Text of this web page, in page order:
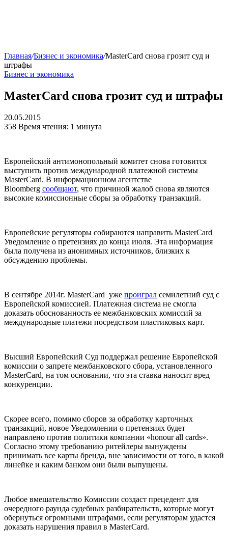
Главная/Бизнес и экономика/MasterCard снова грозит суд и
штрафы
Бизнес и экономика
MasterCard снова грозит суд и штрафы
20.05.2015
358 Время чтения: 1 минута
Европейский антимонопольный комитет снова готовится
выступить против международной платежной системы
MasterCard. В информационном агентстве
Bloomberg сообщают, что причиной жалоб снова являются
высокие комиссионные сборы за обработку транзакций.
Европейские регуляторы собираются направить MasterCard
Уведомление о претензиях до конца июля. Эта информация
была получена из анонимных источников, близких к
обсуждению проблемы.
В сентябре 2014г. MasterCard уже проиграл семилетний суд с
Европейской комиссией. Платежная система не смогла
доказать обоснованность ее межбанковских комиссий за
международные платежи посредством пластиковых карт.
Высший Европейский Суд поддержал решение Европейской
комиссии о запрете межбанковского сбора, установленного
MasterCard, на том основании, что эта ставка наносит вред
конкуренции.
Скорее всего, помимо сборов за обработку карточных
транзакций, новое Уведомлении о претензиях будет
направлено против политики компании «honour all cards».
Согласно этому требованию ритейлеры вынуждены
принимать все карты бренда, вне зависимости от того, в какой
линейке и каким банком они были выпущены.
Любое вмешательство Комиссии создаст прецедент для
очередного раунда судебных разбирательств, которые могут
обернуться огромными штрафами, если регуляторам удастся
доказать нарушения правил в MasterCard.